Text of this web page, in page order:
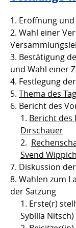
Eröffnung
Wahl einer
Bestätigung
und Wahl einer
Festlegung
Thema des
Bericht des
Bericht des
Dirschauer
Svend Wippich
Diskussion
Wahlen zum
der Satzung
Erste(r)
Sybilla Nitsch)